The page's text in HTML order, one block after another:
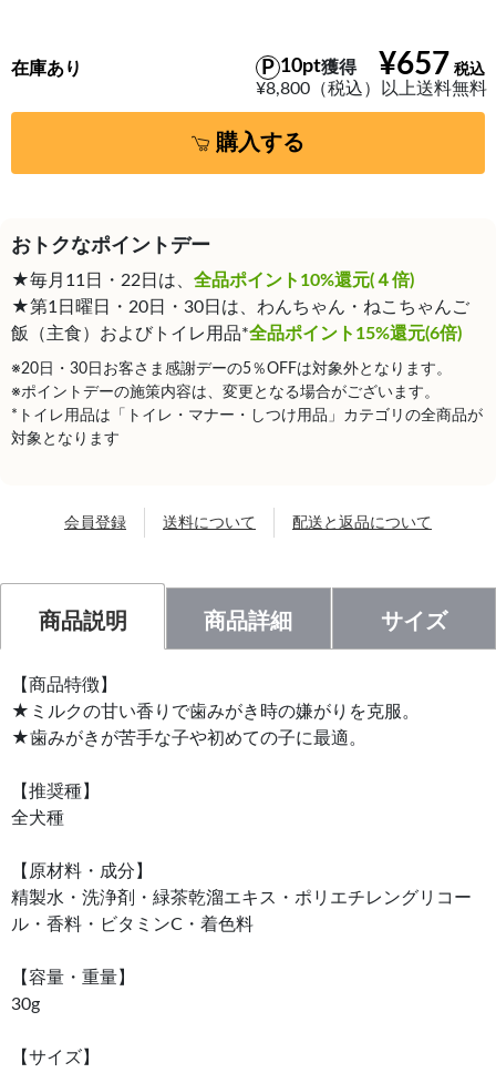
¥657
10pt獲得
¥8,800（税込）以上送料無料
在庫あり
購入する
おトクなポイントデー
★毎月11日・22日は、 全品ポイント10%還元(４倍)
★第1日曜日・20日・30日は、わんちゃん・ねこちゃんご
飯（主食）およびトイレ用品*全品ポイント15%還元(6倍)
※20日・30日お客さま感謝デーの5％OFFは対象外となります。
※ポイントデーの施策内容は、変更となる場合がございます。
*トイレ用品は「トイレ・マナー・しつけ用品」カテゴリの全商品が
対象となります
会員登録 送料について 配送と返品について
商品説明 商品詳細 サイズ
【商品特徴】
★ミルクの甘い香りで歯みがき時の嫌がりを克服。
★歯みがきが苦手な子や初めての子に最適。
【推奨種】
全犬種
【原材料・成分】
精製水・洗浄剤・緑茶乾溜エキス・ポリエチレングリコー
ル・香料・ビタミンC・着色料
【容量・重量】
30g
【サイズ】